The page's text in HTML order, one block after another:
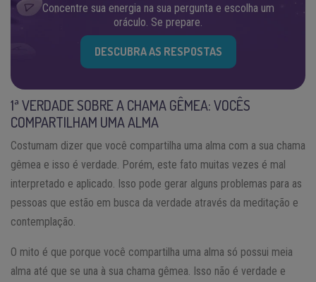
Concentre sua energia na sua pergunta e escolha um
oráculo. Se prepare.
DESCUBRA AS RESPOSTAS
1ª VERDADE SOBRE A CHAMA GÊMEA: VOCÊS
COMPARTILHAM UMA ALMA
Costumam dizer que você compartilha uma alma com a sua chama
gêmea e isso é verdade. Porém, este fato muitas vezes é mal
interpretado e aplicado. Isso pode gerar alguns problemas para as
pessoas que estão em busca da verdade através da meditação e
contemplação.
O mito é que porque você compartilha uma alma só possui meia
alma até que se una à sua chama gêmea. Isso não é verdade e